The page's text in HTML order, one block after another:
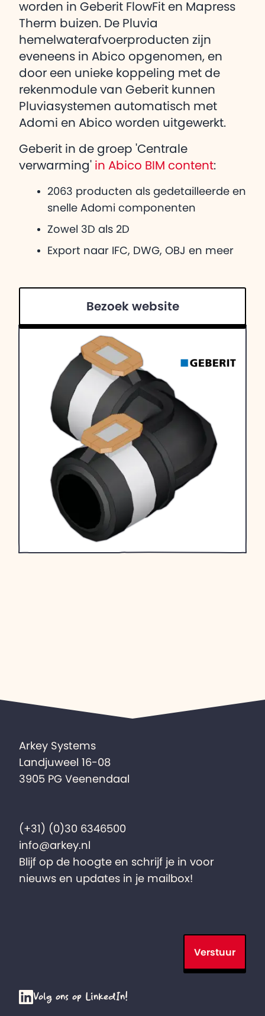
worden in Geberit FlowFit en Mapress
Therm buizen. De Pluvia
hemelwaterafvoerproducten zijn
eveneens in Abico opgenomen, en
door een unieke koppeling met de
rekenmodule van Geberit kunnen
Pluviasystemen automatisch met
Adomi en Abico worden uitgewerkt.
Geberit in de groep 'Centrale
verwarming' in Abico BIM content:
2063 producten als gedetailleerde en
snelle Adomi componenten
Zowel 3D als 2D
Export naar IFC, DWG, OBJ en meer
Bezoek website
Arkey Systems
Landjuweel 16-08
3905 PG Veenendaal
(+31) (0)30 6346500
info@arkey.nl
Blijf op de hoogte en schrijf je in voor
nieuws en updates in je mailbox!
Verstuur
Volg ons op LinkedIn!